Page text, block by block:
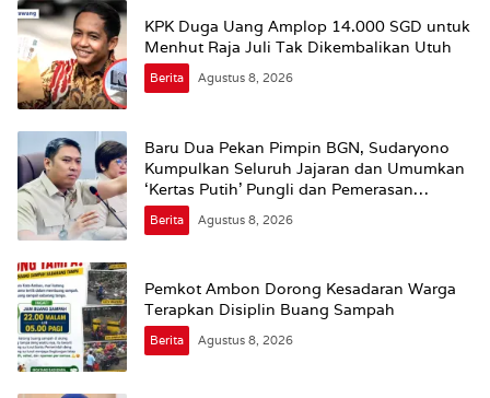
KPK Duga Uang Amplop 14.000 SGD untuk
Menhut Raja Juli Tak Dikembalikan Utuh
Berita Agustus 8, 2026
Baru Dua Pekan Pimpin BGN, Sudaryono
Kumpulkan Seluruh Jajaran dan Umumkan
‘Kertas Putih’ Pungli dan Pemerasan
Supplier harus Berhenti Sekarang
Berita Agustus 8, 2026
Pemkot Ambon Dorong Kesadaran Warga
Terapkan Disiplin Buang Sampah
Berita Agustus 8, 2026